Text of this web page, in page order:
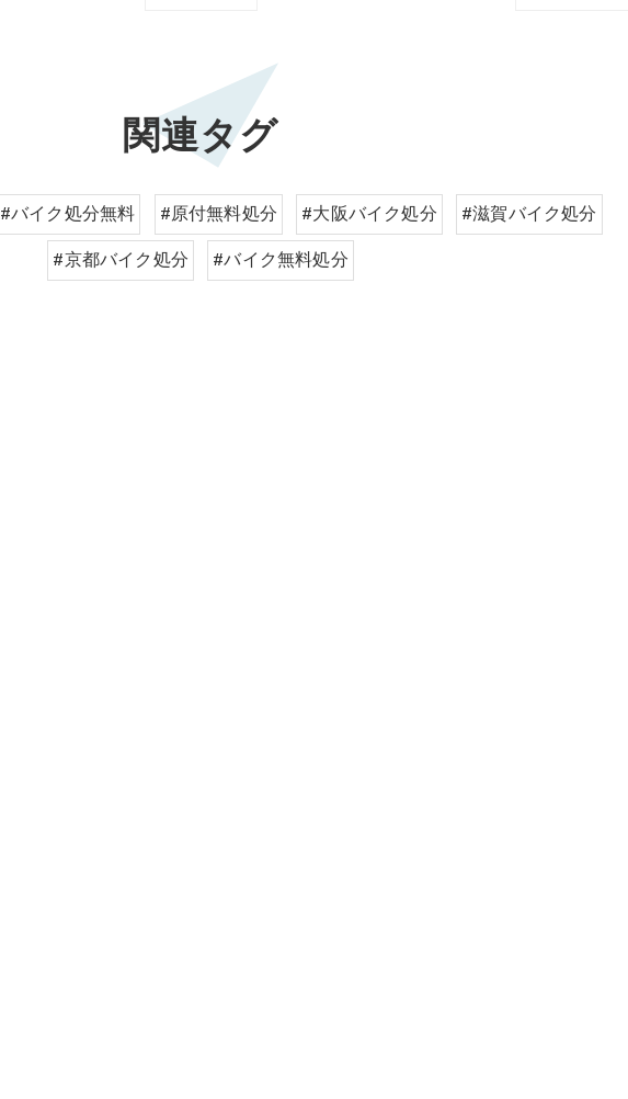
関連タグ
#バイク処分無料 #原付無料処分 #大阪バイク処分 #滋賀バイク処分
#京都バイク処分 #バイク無料処分